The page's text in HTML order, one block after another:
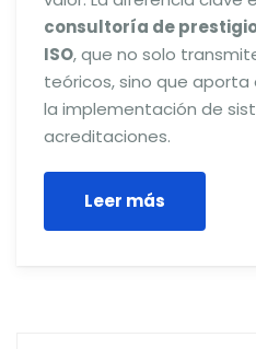
consultoría de
ISO, que no solo
teóricos, sino que
la implementación de
acreditaciones.
Leer más